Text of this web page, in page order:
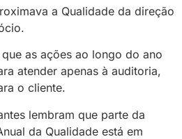
a Qualidade da direção
as ações ao longo do ano
atender apenas à auditoria,
o cliente.
lembram que parte da
da Qualidade está em